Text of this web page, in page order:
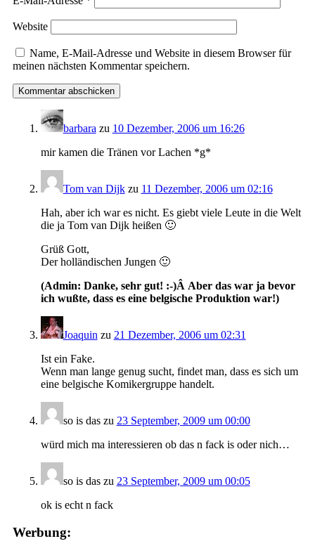
Website
Name, E-Mail-Adresse und Website in diesem Browser für
meinen nächsten Kommentar speichern.
barbara zu 10 Dezember, 2006 um 16:26
mir kamen die Tränen vor Lachen *g*
Tom van Dijkzu 11 Dezember, 2006 um 02:16
Hah, aber ich war es nicht. Es giebt viele Leute in die Welt
die ja Tom van Dijk heißen 🙂
Grüß Gott,
Der holländischen Jungen 🙂
(Admin: Danke, sehr gut! :-)Â Aber das war ja bevor
ich wußte, dass es eine belgische Produktion war!)
Joaquin zu 21 Dezember, 2006 um 02:31
Ist ein Fake.
Wenn man lange genug sucht, findet man, dass es sich um
eine belgische Komikergruppe handelt.
so is daszu 23 September, 2009 um 00:00
würd mich ma interessieren ob das n fack is oder nich…
so is daszu 23 September, 2009 um 00:05
ok is echt n fack
Werbung: